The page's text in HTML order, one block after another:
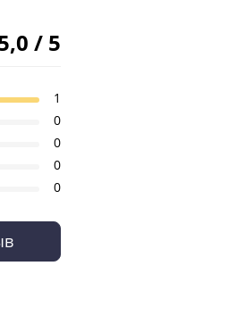
/ 5
1
0
0
0
0